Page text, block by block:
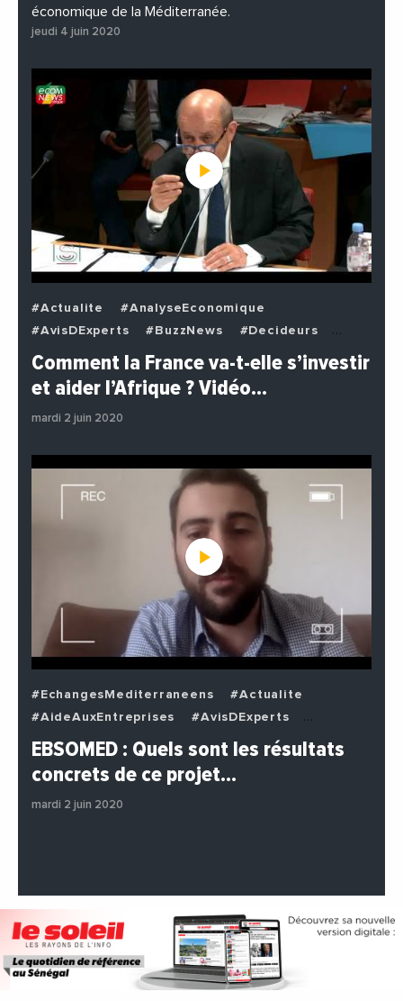
économique de la Méditerranée.
jeudi 4 juin 2020
#Actualite
#AnalyseEconomique
#AvisDExperts
#BuzzNews
#Decideurs
#EchangesMediterraneens
#Economie
#Politique
Comment la France va-t-elle s’investir
et aider l’Afrique ? Vidéo…
mardi 2 juin 2020
#EchangesMediterraneens
#Actualite
#AideAuxEntreprises
#AvisDExperts
#BuzzNews
#Decideurs
#Entreprises
#Institutions
EBSOMED : Quels sont les résultats
concrets de ce projet…
mardi 2 juin 2020